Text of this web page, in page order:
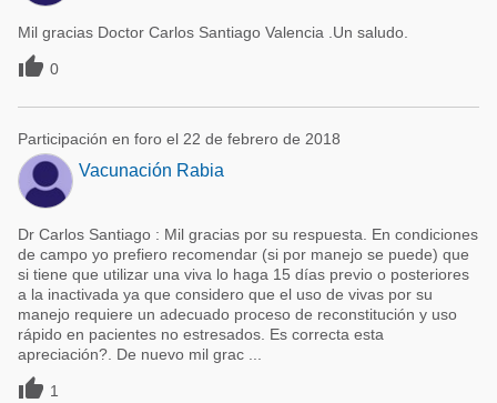
Mil gracias Doctor Carlos Santiago Valencia .Un saludo.
 0
Participación en foro el 22 de febrero de 2018
Vacunación Rabia
Dr Carlos Santiago : Mil gracias por su respuesta. En condiciones
de campo yo prefiero recomendar (si por manejo se puede) que
si tiene que utilizar una viva lo haga 15 días previo o posteriores
a la inactivada ya que considero que el uso de vivas por su
manejo requiere un adecuado proceso de reconstitución y uso
rápido en pacientes no estresados. Es correcta esta
apreciación?. De nuevo mil grac ...
 1